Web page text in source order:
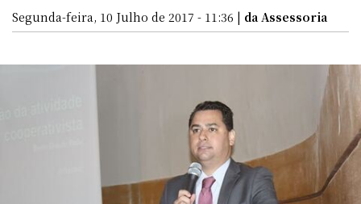
Segunda-feira, 10 Julho de 2017 - 11:36 | da Assessoria